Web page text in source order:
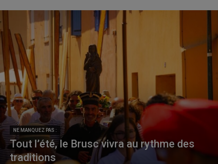
NE MANQUEZ PAS :
Tout l’été, le Brusc vivra au rythme des
traditions